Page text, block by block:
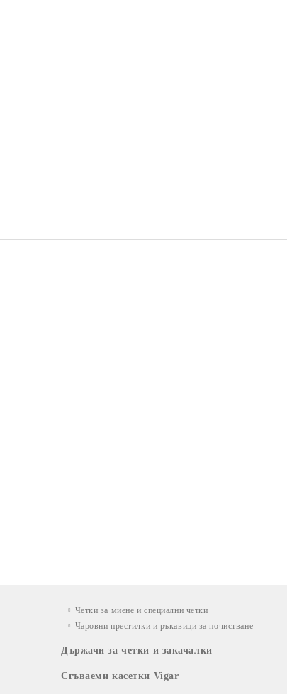
Четки за миене и специални четки
Чаровни престилки и ръкавици за почистване
Държачи за четки и закачалки
Сгъваеми касетки Vigar